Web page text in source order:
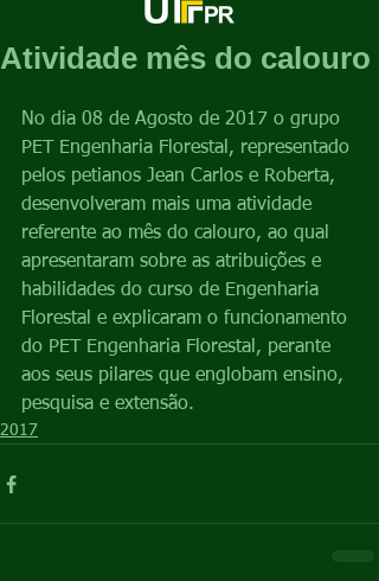
Atividade mês do calouro
No dia 08 de Agosto de 2017 o grupo
PET Engenharia Florestal, representado
pelos petianos Jean Carlos e Roberta,
desenvolveram mais uma atividade
referente ao mês do calouro, ao qual
apresentaram sobre as atribuições e
habilidades do curso de Engenharia
Florestal e explicaram o funcionamento
do PET Engenharia Florestal, perante
aos seus pilares que englobam ensino,
pesquisa e extensão.
2017